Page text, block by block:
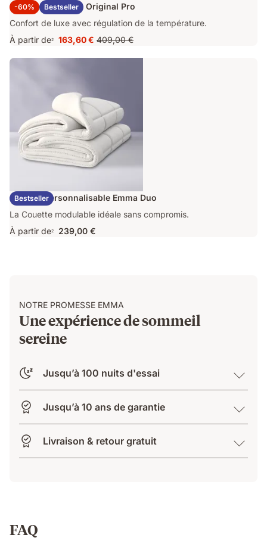
-60% Bestseller
Surmatelas Emma Original Pro
Confort de luxe avec régulation de la température.
À partir de2
Prix
163,60 €
163,60 € Prix
d'origine
409,00 €
Bestseller
Couette Personnalisable Emma Duo
La Couette modulable idéale sans compromis.
À partir de2 239,00 €
NOTRE PROMESSE EMMA
Une expérience de sommeil
sereine
Jusqu’à 100 nuits d'essai
Jusqu’à 10 ans de garantie
Livraison & retour gratuit
FAQ